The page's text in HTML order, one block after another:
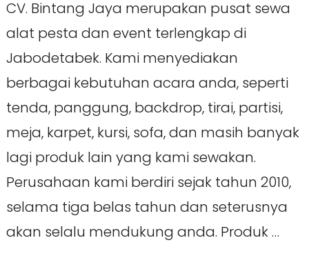
CV. Bintang Jaya merupakan pusat sewa
alat pesta dan event terlengkap di
Jabodetabek. Kami menyediakan
berbagai kebutuhan acara anda, seperti
tenda, panggung, backdrop, tirai, partisi,
meja, karpet, kursi, sofa, dan masih banyak
lagi produk lain yang kami sewakan.
Perusahaan kami berdiri sejak tahun 2010,
selama tiga belas tahun dan seterusnya
akan selalu mendukung anda. Produk …